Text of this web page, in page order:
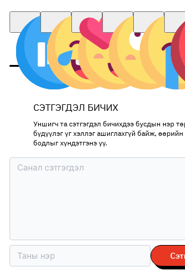
СЭТГЭГДЭЛ БИЧИХ
Уншигч та сэтгэгдэл бичихдээ бусдын нэр
бүдүүлэг үг хэллэг ашиглахгүй байж,
бодлыг хүндэтгэнэ үү.